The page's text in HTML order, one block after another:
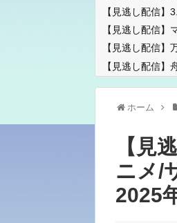
【見逃し配信
【見逃し配信
【見逃し配信
【見逃し配信】
ホーム
【見
ニメ/
2025